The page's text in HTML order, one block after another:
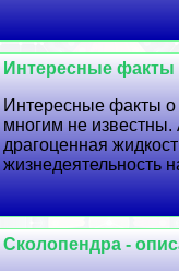
Интересные факты
Интересные факты о
многим не известны.
драгоценная
жизнедеятельность
Сколопендра -